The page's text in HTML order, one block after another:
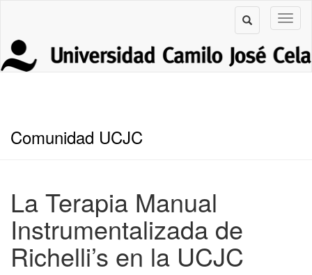
Comunidad UCJC
La Terapia Manual
Instrumentalizada de
Richelli’s en la UCJC